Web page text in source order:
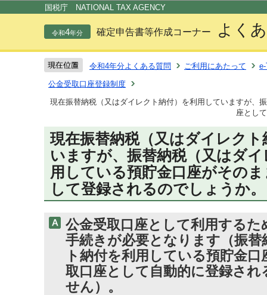
国税庁 NATIONAL TAX AGENCY
令和4年分 確定申告書等作成コーナー よく
令和4年分よくある質問 ご利用にあたって
公金受取口座登録制度
現在振替納税（又はダイレクト納付）を利用していますが、
座とし
現在振替納税（又はダイレク
いますが、振替納税（又はダ
用している預貯金口座がその
して登録されるのでしょうか。
公金受取口座として利用するた
手続きが必要となります（振
ト納付を利用している預貯金
取口座として自動的に登録さ
せん）。